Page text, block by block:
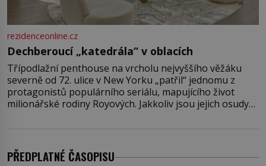
rezidenceonline.cz
Dechberoucí „katedrála“ v oblacích
Třípodlažní penthouse na vrcholu nejvyššího věžáku
severně od 72. ulice v New Yorku „patřil“ jednomu z
protagonistů populárního seriálu, mapujícího život
milionářské rodiny Royových. Jakkoliv jsou jejich osudy
jenom jednou z nemovitostí
PŘEDPLATNÉ ČASOPISU